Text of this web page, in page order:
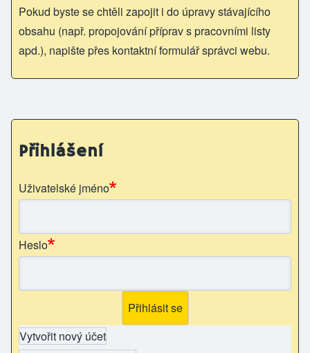
Pokud byste se chtěli zapojit i do úpravy stávajícího
obsahu (např. propojování příprav s pracovními listy
apd.), napište přes kontaktní formulář správci webu.
Přihlášení
Uživatelské jméno
Heslo
Vytvořit nový účet